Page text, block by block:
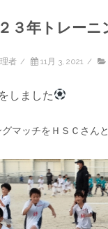
３年トレーニ
者 / 11月 3, 2021 /
しました
グマッチをＨＳＣさん